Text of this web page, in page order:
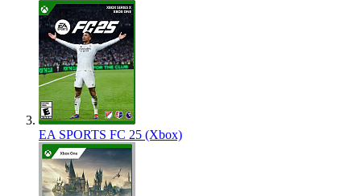
EA SPORTS FC 25 (Xbox)